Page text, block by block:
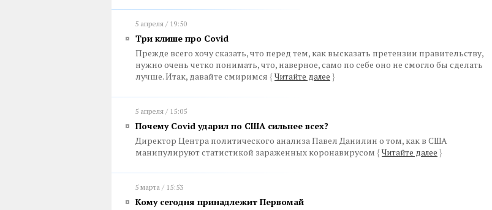
5 апреля / 19:50
Три клише про Covid
Прежде всего хочу сказать, что перед тем, как высказать претензии правительству,
нужно очень четко понимать, что, наверное, само по себе оно не смогло бы сделать
лучше. Итак, давайте смиримся { Читайте далее }
5 апреля / 15:05
Почему Covid ударил по США сильнее всех?
Директор Центра политического анализа Павел Данилин о том, как в США
манипулируют статистикой зараженных коронавирусом { Читайте далее }
5 марта / 15:53
Кому сегодня принадлежит Первомай